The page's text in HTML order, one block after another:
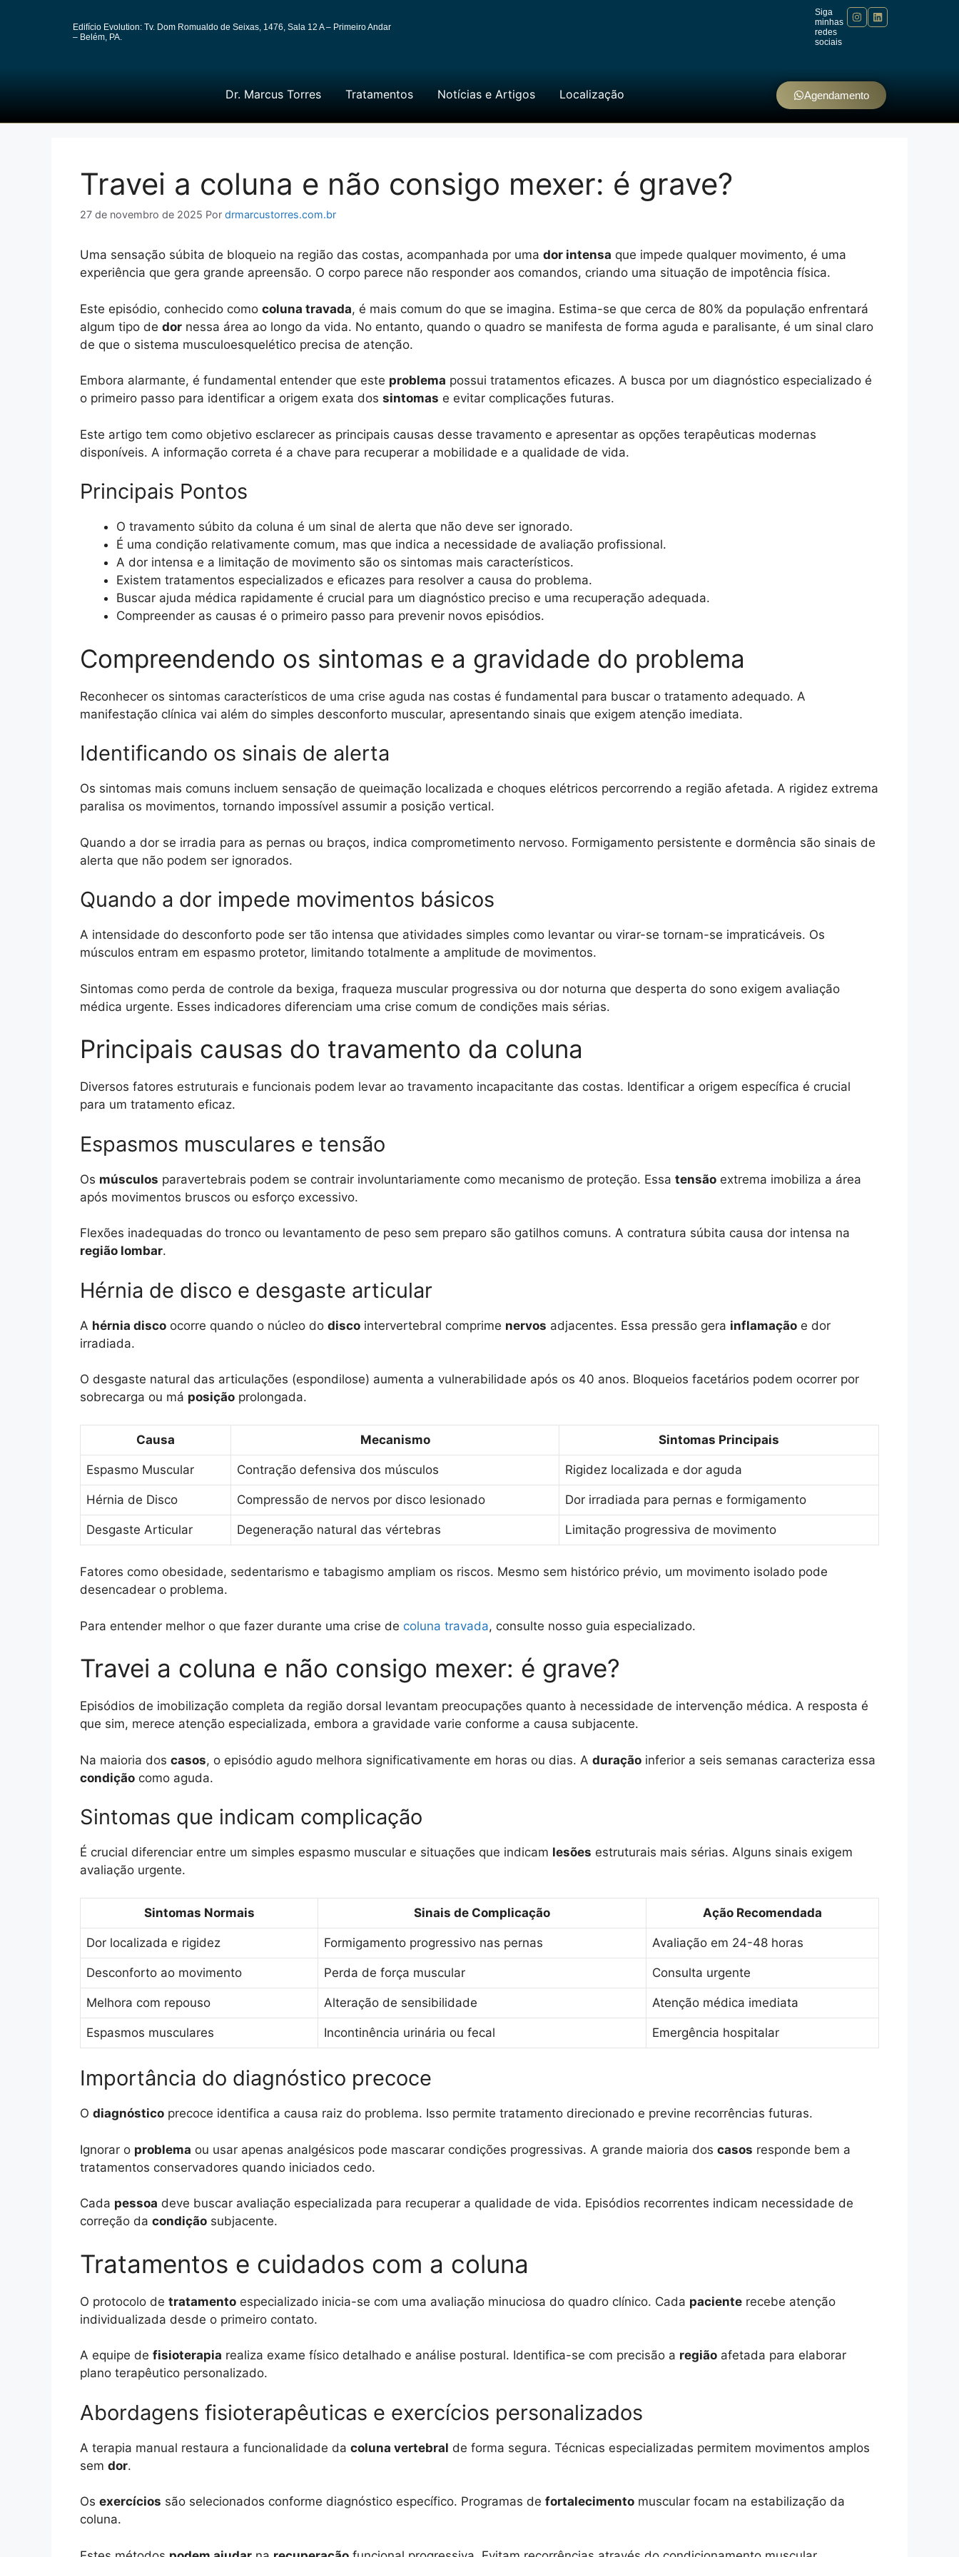
Edifício Evolution: Tv. Dom Romualdo de Seixas, 1476, Sala 12 A – Primeiro Andar
– Belém, PA.
Siga
minhas
redes
sociais
Dr. Marcus Torres Tratamentos Notícias e Artigos Localização Agendamento
Travei a coluna e não consigo mexer: é grave?
27 de novembro de 2025 Por drmarcustorres.com.br
Uma sensação súbita de bloqueio na região das costas, acompanhada por uma dor intensa que impede qualquer movimento, é uma
experiência que gera grande apreensão. O corpo parece não responder aos comandos, criando uma situação de impotência física.
Este episódio, conhecido como coluna travada, é mais comum do que se imagina. Estima-se que cerca de 80% da população enfrentará
algum tipo de dor nessa área ao longo da vida. No entanto, quando o quadro se manifesta de forma aguda e paralisante, é um sinal claro
de que o sistema musculoesquelético precisa de atenção.
Embora alarmante, é fundamental entender que este problema possui tratamentos eficazes. A busca por um diagnóstico especializado é
o primeiro passo para identificar a origem exata dos sintomas e evitar complicações futuras.
Este artigo tem como objetivo esclarecer as principais causas desse travamento e apresentar as opções terapêuticas modernas
disponíveis. A informação correta é a chave para recuperar a mobilidade e a qualidade de vida.
Principais Pontos
O travamento súbito da coluna é um sinal de alerta que não deve ser ignorado.
É uma condição relativamente comum, mas que indica a necessidade de avaliação profissional.
A dor intensa e a limitação de movimento são os sintomas mais característicos.
Existem tratamentos especializados e eficazes para resolver a causa do problema.
Buscar ajuda médica rapidamente é crucial para um diagnóstico preciso e uma recuperação adequada.
Compreender as causas é o primeiro passo para prevenir novos episódios.
Compreendendo os sintomas e a gravidade do problema
Reconhecer os sintomas característicos de uma crise aguda nas costas é fundamental para buscar o tratamento adequado. A
manifestação clínica vai além do simples desconforto muscular, apresentando sinais que exigem atenção imediata.
Identificando os sinais de alerta
Os sintomas mais comuns incluem sensação de queimação localizada e choques elétricos percorrendo a região afetada. A rigidez extrema
paralisa os movimentos, tornando impossível assumir a posição vertical.
Quando a dor se irradia para as pernas ou braços, indica comprometimento nervoso. Formigamento persistente e dormência são sinais de
alerta que não podem ser ignorados.
Quando a dor impede movimentos básicos
A intensidade do desconforto pode ser tão intensa que atividades simples como levantar ou virar-se tornam-se impraticáveis. Os
músculos entram em espasmo protetor, limitando totalmente a amplitude de movimentos.
Sintomas como perda de controle da bexiga, fraqueza muscular progressiva ou dor noturna que desperta do sono exigem avaliação
médica urgente. Esses indicadores diferenciam uma crise comum de condições mais sérias.
Principais causas do travamento da coluna
Diversos fatores estruturais e funcionais podem levar ao travamento incapacitante das costas. Identificar a origem específica é crucial
para um tratamento eficaz.
Espasmos musculares e tensão
Os músculos paravertebrais podem se contrair involuntariamente como mecanismo de proteção. Essa tensão extrema imobiliza a área
após movimentos bruscos ou esforço excessivo.
Flexões inadequadas do tronco ou levantamento de peso sem preparo são gatilhos comuns. A contratura súbita causa dor intensa na
região lombar.
Hérnia de disco e desgaste articular
A hérnia disco ocorre quando o núcleo do disco intervertebral comprime nervos adjacentes. Essa pressão gera inflamação e dor
irradiada.
O desgaste natural das articulações (espondilose) aumenta a vulnerabilidade após os 40 anos. Bloqueios facetários podem ocorrer por
sobrecarga ou má posição prolongada.
Causa Mecanismo Sintomas Principais
Espasmo Muscular Contração defensiva dos músculos Rigidez localizada e dor aguda
Hérnia de Disco Compressão de nervos por disco lesionado Dor irradiada para pernas e formigamento
Desgaste Articular Degeneração natural das vértebras Limitação progressiva de movimento
Fatores como obesidade, sedentarismo e tabagismo ampliam os riscos. Mesmo sem histórico prévio, um movimento isolado pode
desencadear o problema.
Para entender melhor o que fazer durante uma crise de coluna travada, consulte nosso guia especializado.
Travei a coluna e não consigo mexer: é grave?
Episódios de imobilização completa da região dorsal levantam preocupações quanto à necessidade de intervenção médica. A resposta é
que sim, merece atenção especializada, embora a gravidade varie conforme a causa subjacente.
Na maioria dos casos, o episódio agudo melhora significativamente em horas ou dias. A duração inferior a seis semanas caracteriza essa
condição como aguda.
Sintomas que indicam complicação
É crucial diferenciar entre um simples espasmo muscular e situações que indicam lesões estruturais mais sérias. Alguns sinais exigem
avaliação urgente.
Sintomas Normais Sinais de Complicação Ação Recomendada
Dor localizada e rigidez Formigamento progressivo nas pernas Avaliação em 24-48 horas
Desconforto ao movimento Perda de força muscular Consulta urgente
Melhora com repouso Alteração de sensibilidade Atenção médica imediata
Espasmos musculares Incontinência urinária ou fecal Emergência hospitalar
Importância do diagnóstico precoce
O diagnóstico precoce identifica a causa raiz do problema. Isso permite tratamento direcionado e previne recorrências futuras.
Ignorar o problema ou usar apenas analgésicos pode mascarar condições progressivas. A grande maioria dos casos responde bem a
tratamentos conservadores quando iniciados cedo.
Cada pessoa deve buscar avaliação especializada para recuperar a qualidade de vida. Episódios recorrentes indicam necessidade de
correção da condição subjacente.
Tratamentos e cuidados com a coluna
O protocolo de tratamento especializado inicia-se com uma avaliação minuciosa do quadro clínico. Cada paciente recebe atenção
individualizada desde o primeiro contato.
A equipe de fisioterapia realiza exame físico detalhado e análise postural. Identifica-se com precisão a região afetada para elaborar
plano terapêutico personalizado.
Abordagens fisioterapêuticas e exercícios personalizados
A terapia manual restaura a funcionalidade da coluna vertebral de forma segura. Técnicas especializadas permitem movimentos amplos
sem dor.
Os exercícios são selecionados conforme diagnóstico específico. Programas de fortalecimento muscular focam na estabilização da
coluna.